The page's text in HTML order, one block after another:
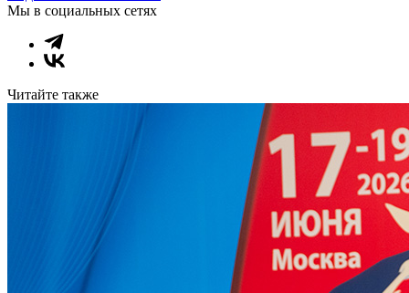
Мы в социальных сетях
Читайте также